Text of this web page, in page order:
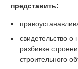
представить:
свидетельство о
разбивке
строительного